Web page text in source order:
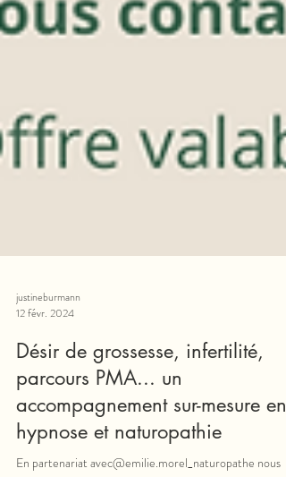
justineburmann
12 févr. 2024
Désir de grossesse, infertilité,
parcours PMA... un
accompagnement sur-mesure en